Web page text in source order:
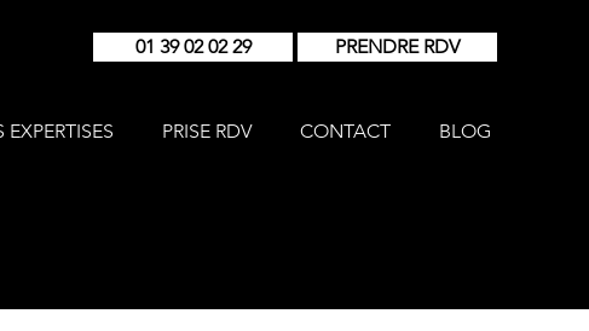
01 39 02 02 29 PRENDRE RDV
EXPERTISES PRISE RDV CONTACT BLOG